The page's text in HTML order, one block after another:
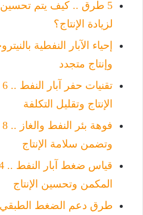
5 طرق .. كيف يتم تحسين
لزيادة الإنتاج؟
وإنتاج متجدد
الإنتاج وتقليل التكلفة
وتضمن سلامة الإنتاج
المكمن وتحسين الإنتاج